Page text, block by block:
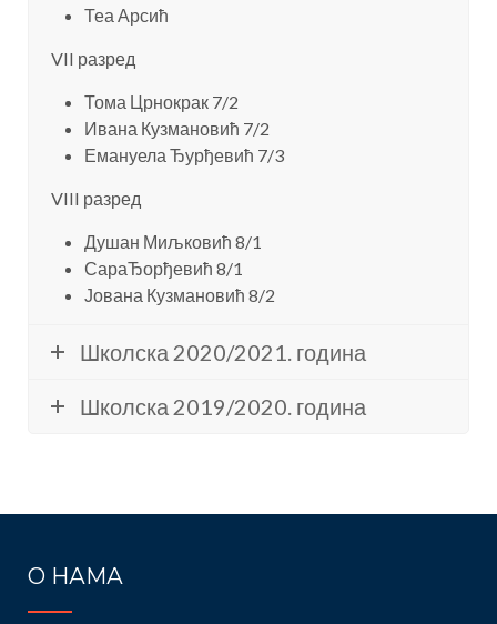
Теа Арсић
VII разред
Тома Црнокрак 7/2
Ивана Кузмановић 7/2
Емануела Ђурђевић 7/3
VIII разред
Душан Миљковић 8/1
СараЂорђевић 8/1
Јована Кузмановић 8/2
Школска 2020/2021. година
Школска 2019/2020. година
О НАМА